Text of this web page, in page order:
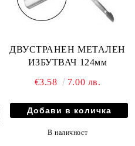
ДВУСТРАНЕН МЕТАЛЕН
ИЗБУТВАЧ 124мм
€3.58 7.00 лв.
В наличност